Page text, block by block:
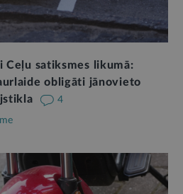
Ceļu satiksmes likumā:
obligāti jānovieto
4